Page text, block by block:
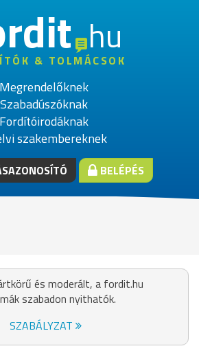
hu
& TOLMÁCSOK
Megrendelőknek
Szabadúszóknak
Fordítóirodáknak
szakembereknek
BELÉPÉS
és moderált, a fordit.hu
szabadon nyithatók.
SZABÁLYZAT